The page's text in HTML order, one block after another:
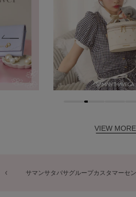
VIEW MORE
サマンサタバサグループカスタマーセ